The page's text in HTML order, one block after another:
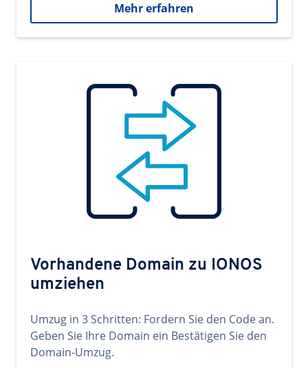
Mehr erfahren
Vorhandene Domain zu IONOS
umziehen
Umzug in 3 Schritten: Fordern Sie den Code an.
Geben Sie Ihre Domain ein Bestätigen Sie den
Domain-Umzug.